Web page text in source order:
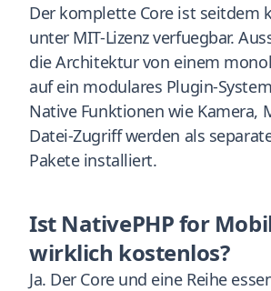
Der komplette Core ist seitdem
unter MIT-Lizenz verfuegbar.
die Architektur von einem
auf ein modulares Plugin-
Native Funktionen wie Kamera,
Datei-Zugriff werden als
Pakete installiert.
Ist NativePHP for
wirklich kostenlos?
Ja. Der Core und eine Reihe